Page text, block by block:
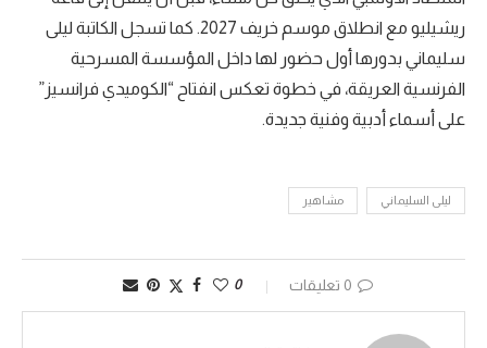
ريشيليو مع انطلاق موسم خريف 2027. كما تسجل الكاتبة ليلى
سليماني بدورها أول حضور لها داخل المؤسسة المسرحية
الفرنسية العريقة، في خطوة تعكس انفتاح “الكوميدي فرانسيز”
على أسماء أدبية وفنية جديدة.
ليلى السليماني مشاهير
0 تعليقات 0